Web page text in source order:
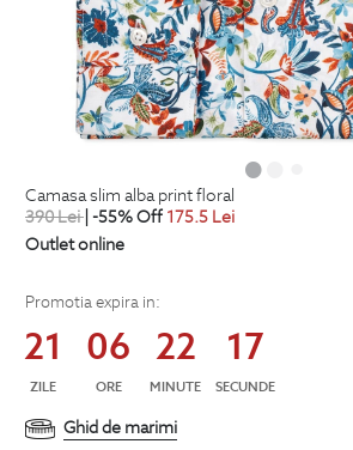
camasa slim alba print floral
390Lei | -55% Off 175.5 Lei
Outlet online
Promotia expira in:
21
ZILE
06
ORE
22
MINUTE
16
SECUNDE
Ghid de marimi